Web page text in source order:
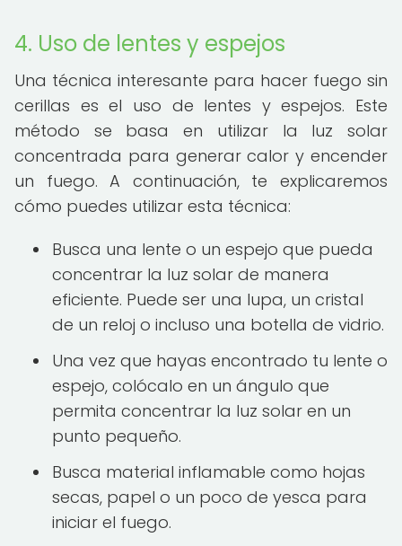
4. Uso de lentes y espejos
Una técnica interesante para hacer fuego sin
cerillas es el uso de lentes y espejos. Este
método se basa en utilizar la luz solar
concentrada para generar calor y encender
un fuego. A continuación, te explicaremos
cómo puedes utilizar esta técnica:
Busca una lente o un espejo que pueda
concentrar la luz solar de manera
eficiente. Puede ser una lupa, un cristal
de un reloj o incluso una botella de vidrio.
Una vez que hayas encontrado tu lente o
espejo, colócalo en un ángulo que
permita concentrar la luz solar en un
punto pequeño.
Busca material inflamable como hojas
secas, papel o un poco de yesca para
iniciar el fuego.